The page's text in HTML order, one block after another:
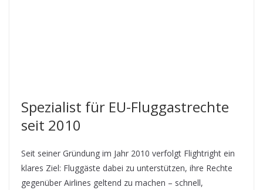
Spezialist für EU-Fluggastrechte
seit 2010
Seit seiner Gründung im Jahr 2010 verfolgt Flightright ein
klares Ziel: Fluggäste dabei zu unterstützen, ihre Rechte
gegenüber Airlines geltend zu machen – schnell,